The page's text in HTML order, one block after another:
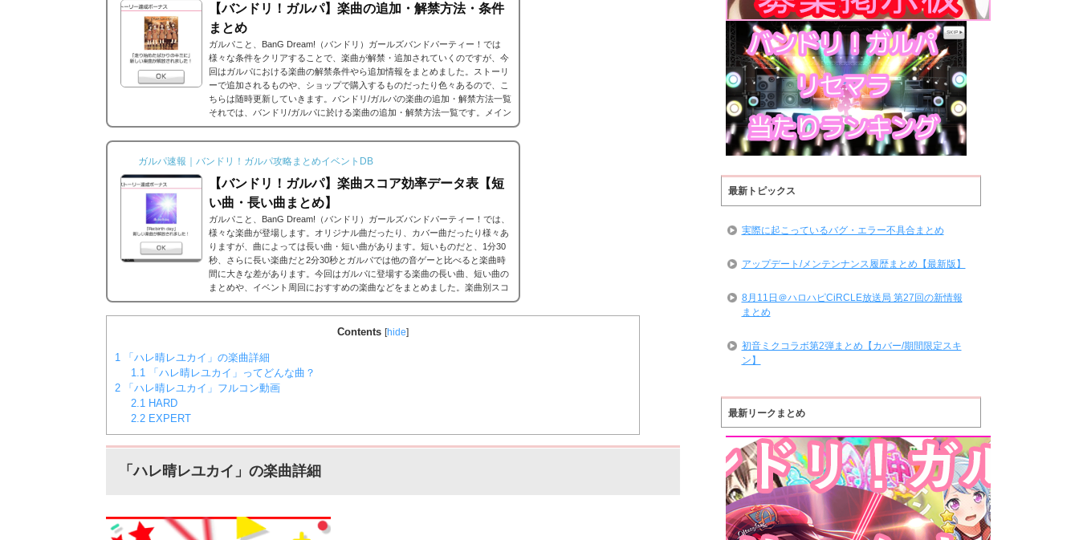
【バンドリ！ガルパ】楽曲の追加・解禁方法・条件
まとめ
ガルパこと、BanG Dream!（バンドリ）ガールズバンドパーティー！では
様々な条件をクリアすることで、楽曲が解禁・追加されていくのですが、今
回はガルパにおける楽曲の解禁条件やら追加情報をまとめました。ストーリ
ーで追加されるものや、ショップで購入するものだったり色々あるので、こ
ちらは随時更新していきます。バンドリ/ガルパの楽曲の追加・解禁方法一覧
それでは、バンドリ/ガルパに於ける楽曲の追加・解禁方法一覧です。メイン
ストーリーだったり、バンドストーリーだったり、いろいろな条件があると
思うのですが、それぞれ...
ガルパ速報｜バンドリ！ガルパ攻略まとめイベントDB
【バンドリ！ガルパ】楽曲スコア効率データ表【短
い曲・長い曲まとめ】
ガルパこと、BanG Dream!（バンドリ）ガールズバンドパーティー！では、
様々な楽曲が登場します。オリジナル曲だったり、カバー曲だったり様々あ
りますが、曲によっては長い曲・短い曲があります。短いものだと、1分30
秒、さらに長い楽曲だと2分30秒とガルパでは他の音ゲーと比べると楽曲時
間に大きな差があります。今回はガルパに登場する楽曲の長い曲、短い曲の
まとめや、イベント周回におすすめの楽曲などをまとめました。楽曲別スコ
ア効率表(協力ライブ) ↓別タブで見る場合はこちら。
バンドリ！ガルパ ス
コア...
Contents [hide]
1
「ハレ晴レユカイ」の楽曲詳細
1.1
「ハレ晴レユカイ」ってどんな曲？
2 「ハレ晴レユカイ」フルコン動画
2.1 HARD
2.2EXPERT
「ハレ晴レユカイ」の楽曲詳細
最新トピックス
実際に起こっているバグ・エラー不具合まとめ
アップデート/メンテンナンス履歴まとめ【最新版】
8月11日＠ハロハピCiRCLE放送局 第27回の新情報
まとめ
初音ミクコラボ第2弾まとめ【カバー/期間限定スキ
ン】
最新リークまとめ